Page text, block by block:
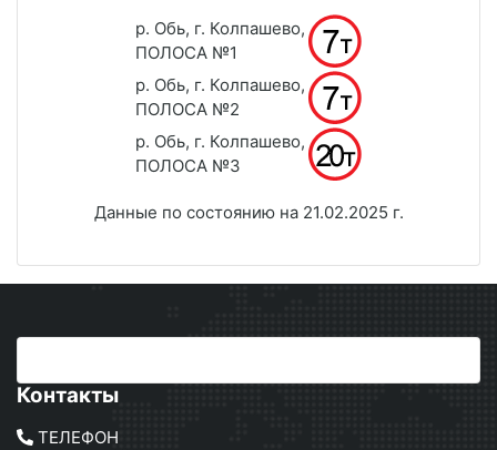
р. Обь, г. Колпашево,
ПОЛОСА №1
р. Обь, г. Колпашево,
ПОЛОСА №2
р. Обь, г. Колпашево,
ПОЛОСА №3
Данные по состоянию на 21.02.2025 г.
Контакты
ТЕЛЕФОН